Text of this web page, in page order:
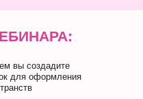
вы создадите
для оформления